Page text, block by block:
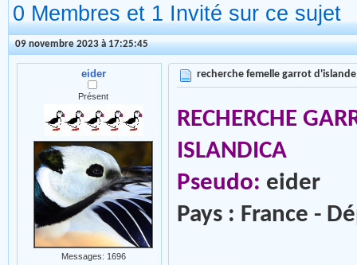
0 Membres et 1 Invité sur ce sujet
09 novembre 2023 à 17:25:45
eider
Présent
Messages: 1696
recherche femelle garrot d'islande
RECHERCHE
ISLANDICA
Pseudo: eider
Pays : France -